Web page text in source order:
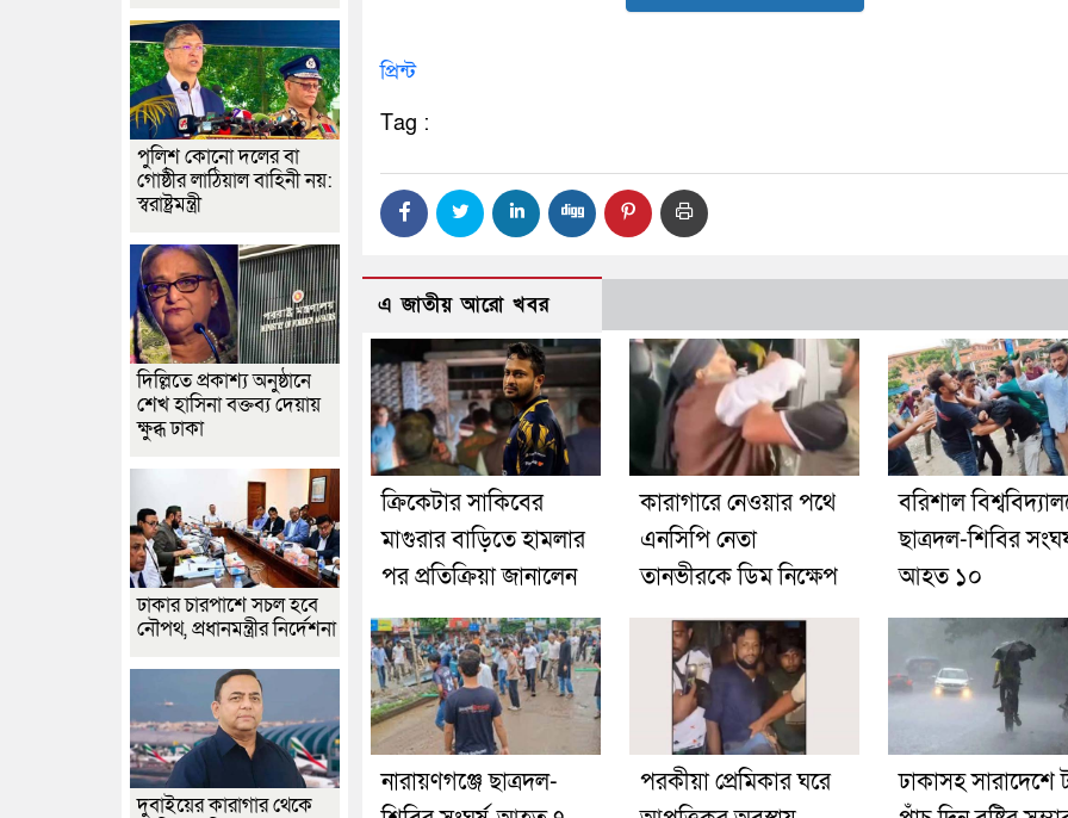
প্রিন্ট
Tag :
এ জাতীয় আরো খবর
ক্রিকেটার সাকিবের
মাগুরার বাড়িতে হামলার
পর প্রতিক্রিয়া জানালেন
কারাগারে নেওয়ার পথে
এনসিপি নেতা
তানভীরকে ডিম নিক্ষেপ
বরিশাল
ছাত্রদল-শিবির
আহত ১০
নারায়ণগঞ্জে ছাত্রদল-
পরকীয়া প্রেমিকার ঘরে
ঢাকাসহ সারাদেশে
পুলিশ কোনো দলের বা
গোষ্ঠীর লাঠিয়াল বাহিনী নয়:
স্বরাষ্ট্রমন্ত্রী
দিল্লিতে প্রকাশ্য অনুষ্ঠানে
শেখ হাসিনা বক্তব্য দেয়ায়
ক্ষুব্ধ ঢাকা
ঢাকার চারপাশে সচল হবে
নৌপথ, প্রধানমন্ত্রীর নির্দেশনা
দুবাইয়ের কারাগার থেকে